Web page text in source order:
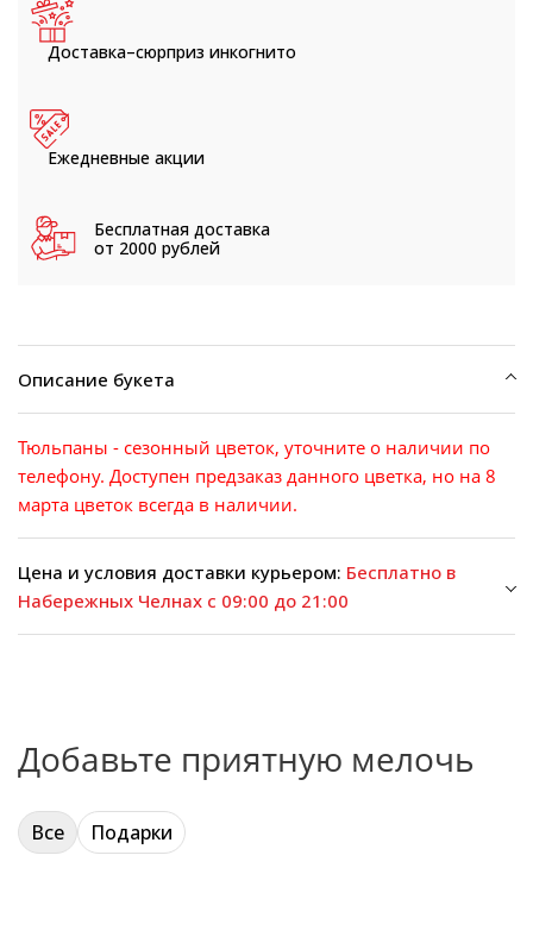
Доставка–сюрприз инкогнито
Ежедневные акции
Бесплатная доставка
от 2000 рублей
Описание букета
Тюльпаны - сезонный цветок, уточните о наличии по
телефону. Доступен предзаказ данного цветка, но на 8
марта цветок всегда в наличии.
Цена и условия доставки курьером: Бесплатно в
Набережных Челнах с 09:00 до 21:00
Добавьте приятную мелочь
Все Подарки